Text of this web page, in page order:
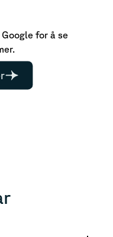
for å se